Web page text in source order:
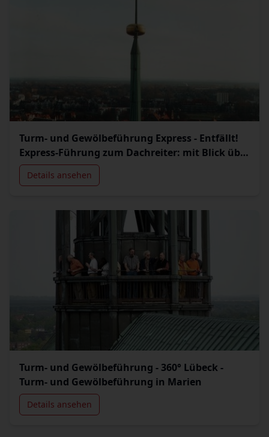
Turm- und Gewölbeführung Express - Entfällt!
Express-Führung zum Dachreiter: mit Blick über
die Stadt.
Details ansehen
Turm- und Gewölbeführung - 360° Lübeck -
Turm- und Gewölbeführung in Marien
Details ansehen